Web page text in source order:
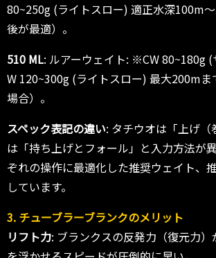
80~250g (ライトスロー) 適正水深100m
後が最適）。
510 ML: ルアーウェイト: ※CW 80~180g
W 120~300g (ライトスロー) 最大200mま
場合）。
スペック表記の違い: タチウオは「上げ（
は「持ち上げとフォール」と入力方法が
ぞれの操作に最適化した推奨ウェイト、
しています。
3. チューブラーブランクのメリット
リフト力: ブランクスの反発力（復元力